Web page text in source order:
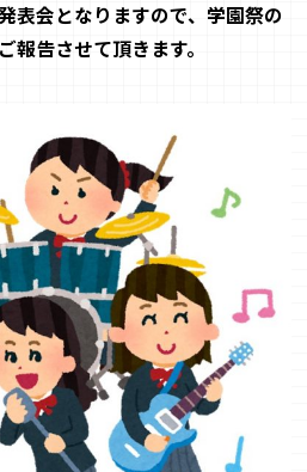
表会となりますので、学園祭の
報告させて頂きます。